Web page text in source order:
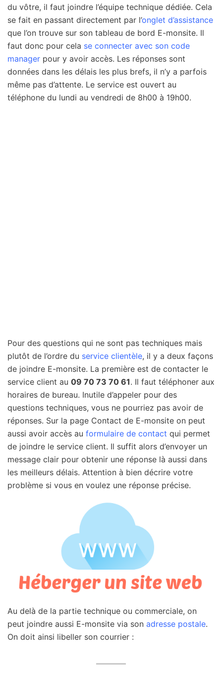
du vôtre, il faut joindre l’équipe technique dédiée. Cela
se fait en passant directement par l’onglet d’assistance
que l’on trouve sur son tableau de bord E-monsite. Il
faut donc pour cela se connecter avec son code
manager pour y avoir accès. Les réponses sont
données dans les délais les plus brefs, il n’y a parfois
même pas d’attente. Le service est ouvert au
téléphone du lundi au vendredi de 8h00 à 19h00.
Pour des questions qui ne sont pas techniques mais
plutôt de l’ordre du service clientèle, il y a deux façons
de joindre E-monsite. La première est de contacter le
service client au 09 70 73 70 61. Il faut téléphoner aux
horaires de bureau. Inutile d’appeler pour des
questions techniques, vous ne pourriez pas avoir de
réponses. Sur la page Contact de E-monsite on peut
aussi avoir accès au formulaire de contact qui permet
de joindre le service client. Il suffit alors d’envoyer un
message clair pour obtenir une réponse là aussi dans
les meilleurs délais. Attention à bien décrire votre
problème si vous en voulez une réponse précise.
Au delà de la partie technique ou commerciale, on
peut joindre aussi E-monsite via son adresse postale.
On doit ainsi libeller son courrier :